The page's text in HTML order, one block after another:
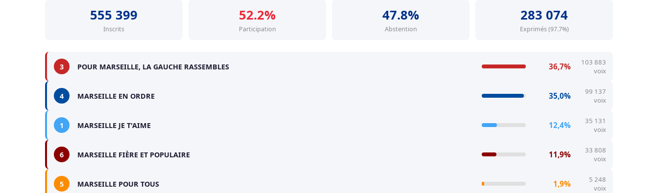
555 399
Inscrits
52.2%
Participation
47.8%
Abstention
283 074
Exprimés (97.7%)
3 POUR MARSEILLE, LA GAUCHE RASSEMBLES 36,7%
103 883
voix
4 MARSEILLE EN ORDRE 35,0%
99 137
voix
1 MARSEILLE JE T'AIME 12,4%
35 131
voix
6 MARSEILLE FIÈRE ET POPULAIRE 11,9%
33 808
voix
5 MARSEILLE POUR TOUS 1,9%
5 248
voix